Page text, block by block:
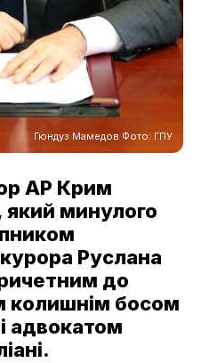
Гюндуз Мамедов Фото: ГПУ
АР Крим
минулого
Руслана
до
колишнім босом
адвокатом